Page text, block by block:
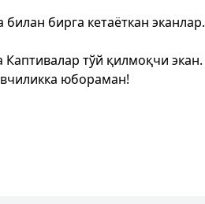
бирга кетаёткан эканлар.
тўй қилмоқчи экан.
юбораман!